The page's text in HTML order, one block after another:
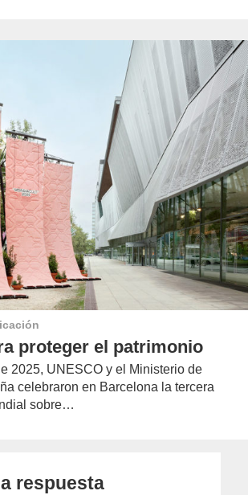
proteger el patrimonio
2025, UNESCO y el Ministerio de
celebraron en Barcelona la tercera
sobre…
respuesta